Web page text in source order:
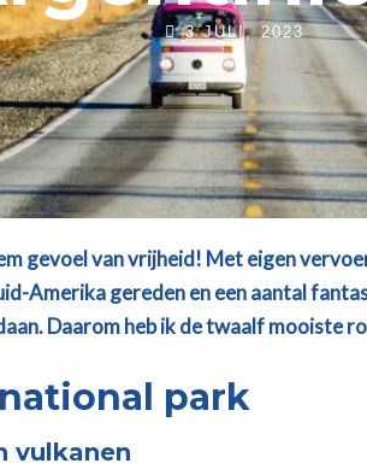
3 JULI, 2023
gevoel van vrijheid! Met eigen
Amerika gereden en een aantal
Daarom heb ik de twaalf mooiste
park
vulkanen